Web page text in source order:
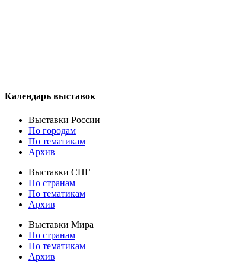
Календарь выставок
Выставки России
По городам
По тематикам
Архив
Выставки СНГ
По странам
По тематикам
Архив
Выставки Мира
По странам
По тематикам
Архив